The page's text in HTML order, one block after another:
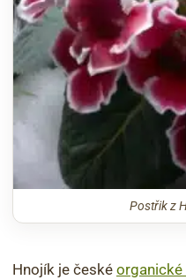
Postřik z
Hnojík je české organické